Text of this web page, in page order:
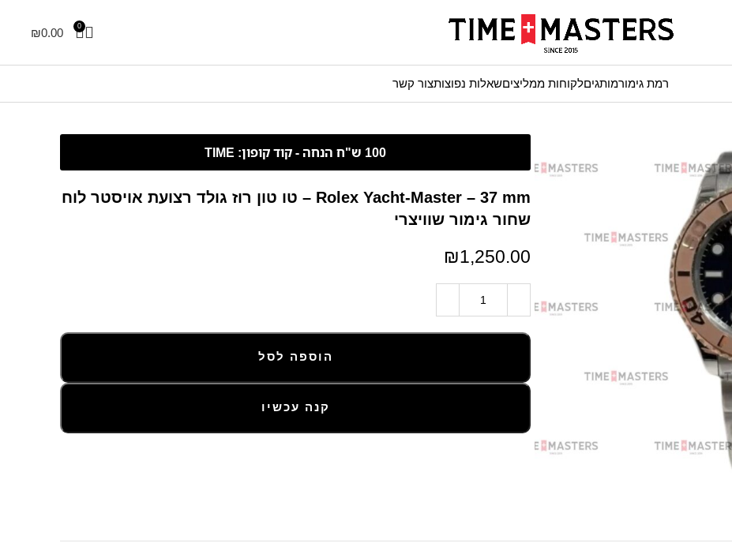
0
₪0.00
רמת גימורמותגיםלקוחות ממליציםשאלות נפוצותצור קשר
Rolex Yacht-Master – 37 mm – טו טון רוז גולד רצועת אויסטר לוח
שחור גימור שוויצרי
₪
הוספה לסל
קנה עכשיו